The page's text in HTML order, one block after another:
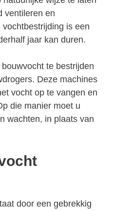
ventileren en
is een
jaar kan duren.
te bestrijden
Deze machines
vocht op te vangen en
die manier moet u
wachten, in plaats van
door een gebrekkig